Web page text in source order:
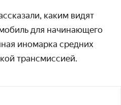
каким видят
для начинающего
иномарка средних
трансмиссией.